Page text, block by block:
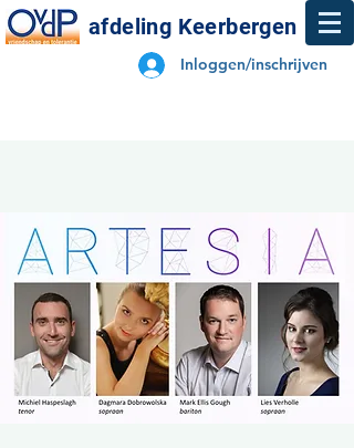
afdeling Keerbergen
Inloggen/inschrijven